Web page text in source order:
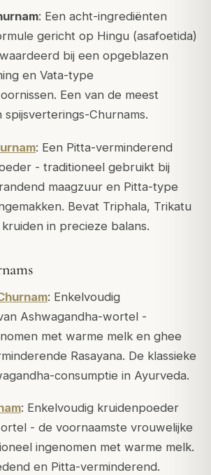
: Een acht-ingrediënten
gericht op Hingu (asafoetida)
bij een opgeblazen
en Vata-type
Een van de meest
Churnams.
: Een Pitta-verminderend
- traditioneel gebruikt bij
maagzuur en Pitta-type
Bevat Triphala, Trikatu
in precieze balans.
: Enkelvoudig
Ashwagandha-wortel -
met warme melk en ghee
Rasayana. De klassieke
consumptie in Ayurveda.
: Enkelvoudig kruidenpoeder
- de voornaamste vrouwelijke
ingenomen met warme melk.
en Pitta-verminderend.